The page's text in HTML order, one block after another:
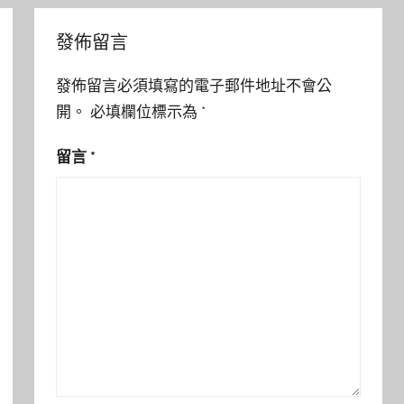
發佈留言
發佈留言必須填寫的電子郵件地址不會公
開。 必填欄位標示為 *
留言 *